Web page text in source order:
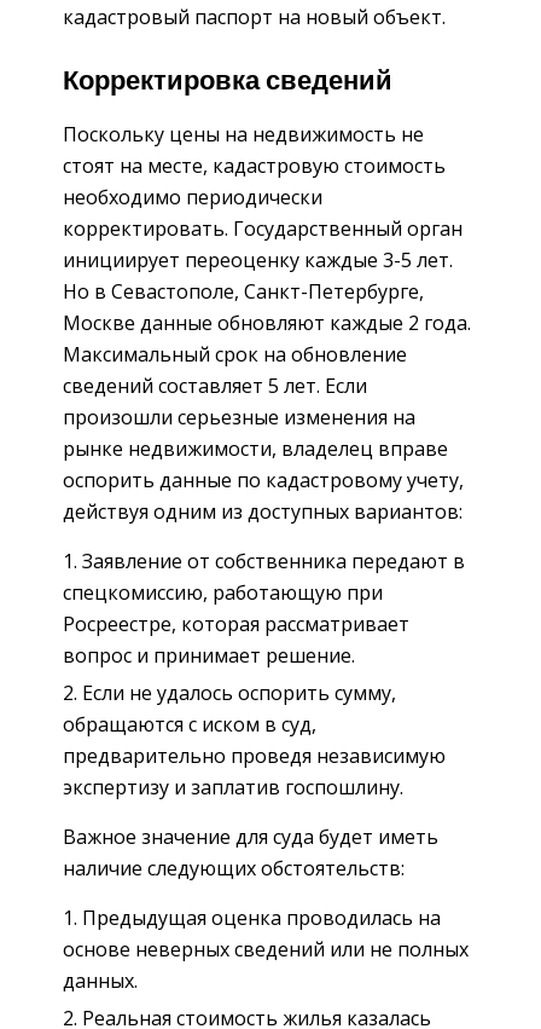
кадастровый паспорт на новый объект.
Корректировка сведений
Поскольку цены на недвижимость не
стоят на месте, кадастровую стоимость
необходимо периодически
корректировать. Государственный орган
инициирует переоценку каждые 3-5 лет.
Но в Севастополе, Санкт-Петербурге,
Москве данные обновляют каждые 2 года.
Максимальный срок на обновление
сведений составляет 5 лет. Если
произошли серьезные изменения на
рынке недвижимости, владелец вправе
оспорить данные по кадастровому учету,
действуя одним из доступных вариантов:
Заявление от собственника передают в
спецкомиссию, работающую при
Росреестре, которая рассматривает
вопрос и принимает решение.
Если не удалось оспорить сумму,
обращаются с иском в суд,
предварительно проведя независимую
экспертизу и заплатив госпошлину.
Важное значение для суда будет иметь
наличие следующих обстоятельств:
Предыдущая оценка проводилась на
основе неверных сведений или не полных
данных.
Реальная стоимость жилья казалась